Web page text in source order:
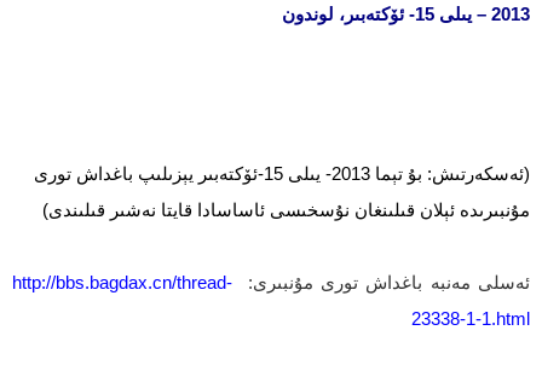
2013 – يىلى 15- ئۆكتەبىر، لوندون
(ئەسكەرتىش: بۇ تېما 2013- يىلى 15-ئۆكتەبىر يېزىلىپ باغداش تورى
مۇنبىرىدە ئېلان قىلىنغان نۇسخىسى ئاساسادا قايتا نەشىر قىلىندى)
ئەسلى مەنبە باغداش تورى مۇنبىرى:
http://bbs.bagdax.cn/thread-
23338-1-1.html